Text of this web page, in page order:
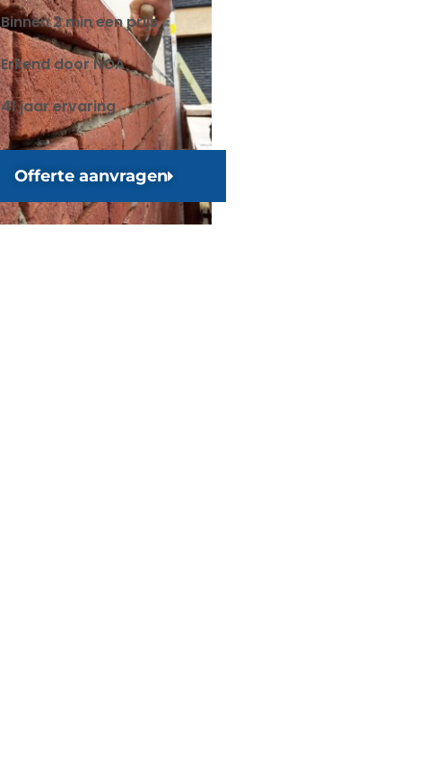
Binnen 2 min een prijs
Erkend door NOA
41 jaar ervaring
Offerte aanvragen